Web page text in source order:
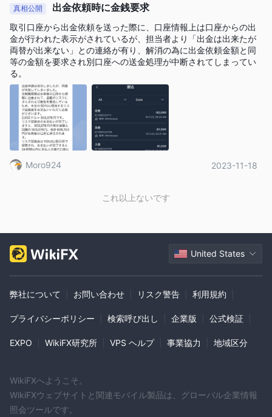
する問題を含む潜在的なリスクに直面します。規制の欠如はま
た、顧客が紛争の場合に効果的な法的サポートや救済を得ること
に困難を伴う可能性を意味します。したがって、許可されていな
い組織との関与を選択することは、金融取引における不確実性を
増加させます。ユーザーは、信頼できる機関によって規制された
プラットフォームを慎重に検討し、自身の財務の安全性と権利の
保護を確保することをお勧めします。
メリットとデメリット
メリット：
国際プラットフォーム：
2671253723は国際プラットフォームとして運営されており、ト
プラットフォーム上のトレーダーは、取引手数料がゼロである料
金体系の恩恵を受けており、取引の総コストを削減し、潜在的な
収益性を向上させることができます。
3.さまざまなアカウントタイプ：
YIDUGJ GLOBAL LTDは、さまざまなアカウントタイプを提供し
に合ったアカウントを選ぶことができる柔軟性を提供していま
す。
費用をかける必要がなく、資本レベルの異なる個人にもアクセス
可能です。
真相公開 出金依頼時に金銭要求
取引口座から出金依頼を送った際に、口座情報上は口座からの出
金が行われた表示がされているが、担当者より「出金は出来たが
両替が出来ない」との連絡が有り、解消の為に出金依頼金額と同
等の金額を要求され別口座への送金処理が中断されてしまってい
る。
Moro924 2023-11-18
これ以上ないです
United States
弊社について お問い合わせ リスク警告 利用規約
プライバシーポリシー 検索呼び出し 企業版 公式検証
EXPO WikiFX研究所 VPS ヘルプ 事業協力 地域区分
WikiFXへようこそ。
WikiFXウェブサイトと関連モバイル製品は、グローバル企業情報
照会ツールです。